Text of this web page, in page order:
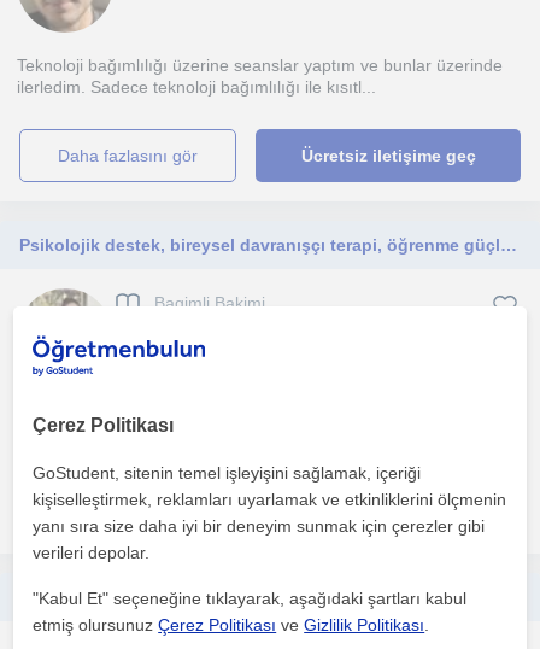
Teknoloji bağımlılığı üzerine seanslar yaptım ve bunlar üzerinde
ilerledim. Sadece teknoloji bağımlılığı ile kısıtl...
daha fazlasını gör Ücretsiz iletişime geç
Psikolojik destek, bireysel davranışçı terapi, öğrenme güçlüğü, dikkat eksikliği ve hiperaktivite bozukluğu, bağımlılık terapisi
Bagimli Bakimi
Online terapi ve takip süreci ile ilerleyeceğiz. Ek olarak panik atak,
anksiyete, depresyon, kaygı bozuklukları ile...
daha fazlasını gör Ücretsiz iletişime geç
Çerez Politikası
GoStudent, sitenin temel işleyişini sağlamak, içeriği
kişiselleştirmek, reklamları uyarlamak ve etkinliklerini ölçmenin
yanı sıra size daha iyi bir deneyim sunmak için çerezler gibi
verileri depolar.
"Kabul Et" seçeneğine tıklayarak, aşağıdaki şartları kabul
etmiş olursunuzÇerez Politikası veGizlilik Politikası